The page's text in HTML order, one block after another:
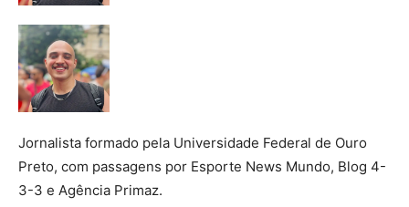
Jornalista formado pela Universidade Federal de Ouro
Preto, com passagens por Esporte News Mundo, Blog 4-
3-3 e Agência Primaz.